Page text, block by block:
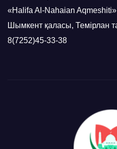
«Halifa Al-Nahaian
Шымкент қаласы, Темірлан
8(7252)45-33-38